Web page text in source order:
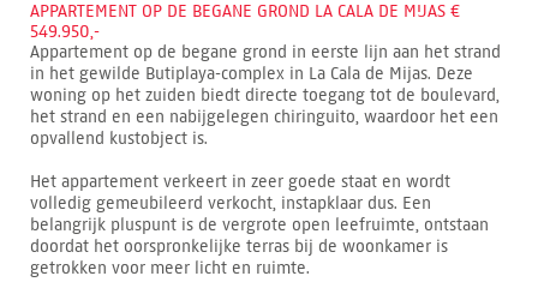
APPARTEMENT OP DE BEGANE GROND LA CALA DE MIJAS €
549.950,-
Appartement op de begane grond in eerste lijn aan het strand
in het gewilde Butiplaya-complex in La Cala de Mijas. Deze
woning op het zuiden biedt directe toegang tot de boulevard,
het strand en een nabijgelegen chiringuito, waardoor het een
opvallend kustobject is.
Het appartement verkeert in zeer goede staat en wordt
volledig gemeubileerd verkocht, instapklaar dus. Een
belangrijk pluspunt is de vergrote open leefruimte, ontstaan
doordat het oorspronkelijke terras bij de woonkamer is
getrokken voor meer licht en ruimte.